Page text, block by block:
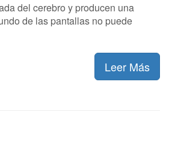
del cerebro y producen una
de las pantallas no puede
Leer Más